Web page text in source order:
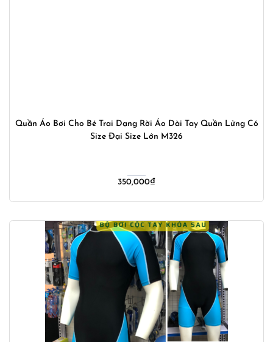
Quần Áo Bơi Cho Bé Trai Dạng Rời Áo Dài Tay Quần Lửng Có
Size Đại Size Lớn M326
350,000₫